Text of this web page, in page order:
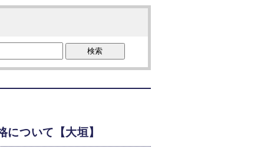
検索
ついて【大垣】